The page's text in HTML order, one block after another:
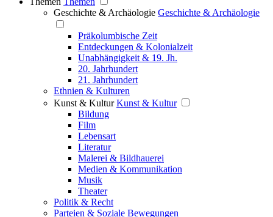
Geschichte & Archäologie Geschichte & Archäologie
Präkolumbische Zeit
Entdeckungen & Kolonialzeit
Unabhängigkeit & 19. Jh.
20. Jahrhundert
21. Jahrhundert
Ethnien & Kulturen
Kunst & Kultur Kunst & Kultur
Bildung
Film
Lebensart
Literatur
Malerei & Bildhauerei
Medien & Kommunikation
Musik
Theater
Politik & Recht
Parteien & Soziale Bewegungen